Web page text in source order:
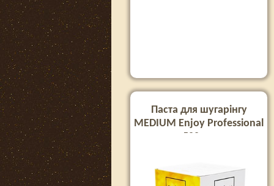
Паста для шугарінгу
MEDIUM Enjoy Professional
500 гр.